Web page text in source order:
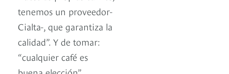
tenemos un proveedor-
Cialta-, que garantiza la
calidad”. Y de tomar:
“cualquier café es